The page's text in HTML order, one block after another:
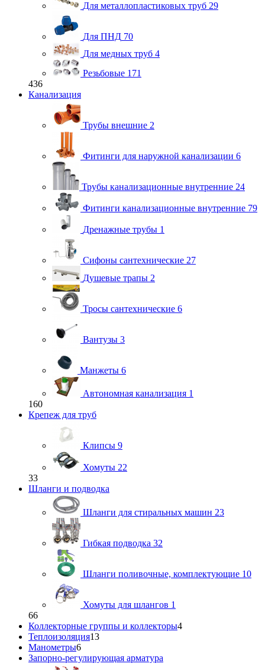
Для металлопластиковых труб 29
Для ПНД 70
Для медных труб 4
Резьбовые 171
436
Канализация
Трубы внешние 2
Фитинги для наружной канализации 6
Трубы канализационные внутренние 24
Фитинги канализационные внутренние 79
Дренажные трубы 1
Сифоны сантехнические 27
Душевые трапы 2
Тросы сантехнические 6
Вантузы 3
Манжеты 6
Автономная канализация 1
160
Крепеж для труб
Клипсы 9
Хомуты 22
33
Шланги и подводка
Шланги для стиральных машин 23
Гибкая подводка 32
Шланги поливочные, комплектующие 10
Хомуты для шлангов 1
66
Коллекторные группы и коллекторы4
Теплоизоляция13
Манометры6
Запорно-регулирующая арматура